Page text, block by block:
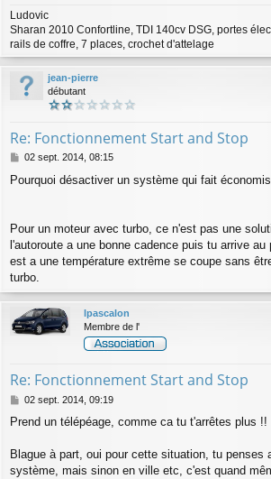
Ludovic
Sharan 2010 Confortline, TDI 140cv DSG, portes
rails de coffre, 7 places, crochet d'attelage
jean-pierre
débutant
Re: Fonctionnement Start and Stop
M
s
g
02 sept. 2014, 08:15
Pourquoi désactiver un système qui fait
Pour un moteur avec turbo, ce n'est pas une
l'autoroute a une bonne cadence puis tu arrive
est a une température extrême se coupe sans
turbo.
lpascalon
Membre de l'
Re: Fonctionnement Start and Stop
M
s
a
g
02 sept. 2014, 09:19
Prend un télépéage, comme ca tu t'arrêtes plus !!
Blague à part, oui pour cette situation, tu penses
système, mais sinon en ville etc, c'est quand